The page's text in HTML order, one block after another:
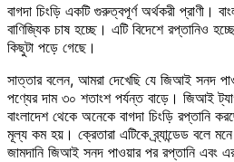
বাগদা চিংড়ি একটি গুরুত্বপূর্ণ অর্থকরী প্রাণী।
বাণিজ্যিক চাষ হচ্ছে। এটি বিদেশে রপ্তানিও
কিছুটা পড়ে গেছে।
সাত্তার বলেন, আমরা দেখেছি যে জিআই সনদ
পণ্যের দাম ৩০ শতাংশ পর্যন্ত বাড়ে। জিআই ট্যাগ
বাংলাদেশ থেকে অনেকে বাগদা চিংড়ি রপ্তানি
মূল্য কম হয়। ক্রেতারা এটিকে ব্র্যান্ডেড বলে
জামদানি জিআই সনদ পাওয়ার পর রপ্তানি এবং